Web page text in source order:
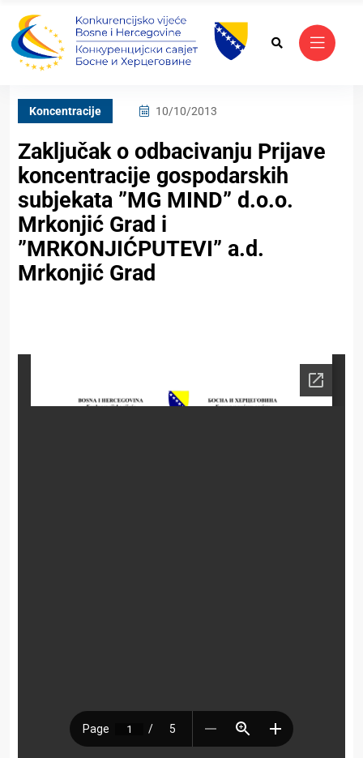
Koncentracije 10/10/2013
Zaključak o odbacivanju Prijave
koncentracije gospodarskih
subjekata ”MG MIND” d.o.o.
Mrkonjić Grad i
”MRKONJIĆPUTEVI” a.d.
Mrkonjić Grad